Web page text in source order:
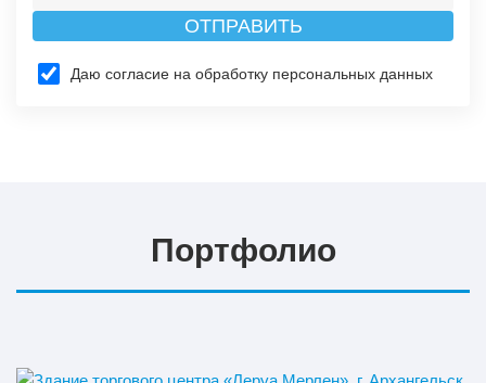
Строительство
ОТПРАВИТЬ
Даю согласие на обработку персональных данных
Портфолио